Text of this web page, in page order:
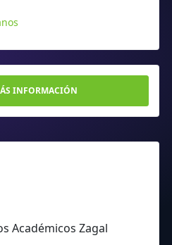
INFORMACIÓN
Académicos Zagal